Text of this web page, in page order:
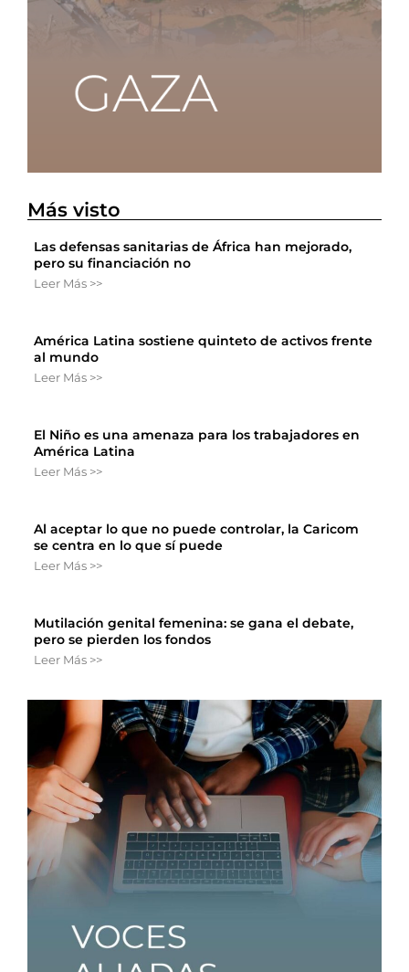
Más visto
Las defensas sanitarias de África han mejorado,
pero su financiación no
Leer Más >>
América Latina sostiene quinteto de activos frente
al mundo
Leer Más >>
El Niño es una amenaza para los trabajadores en
América Latina
Leer Más >>
Al aceptar lo que no puede controlar, la Caricom
se centra en lo que sí puede
Leer Más >>
Mutilación genital femenina: se gana el debate,
pero se pierden los fondos
Leer Más >>